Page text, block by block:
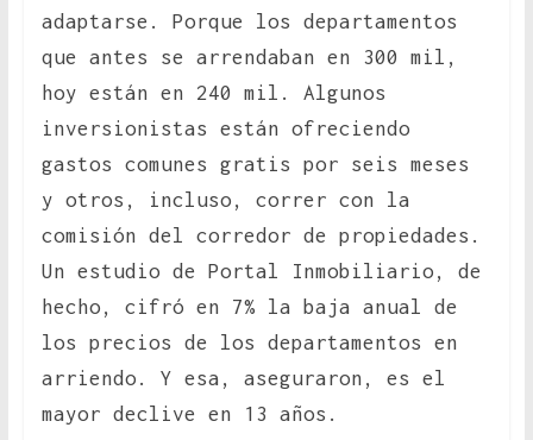
adaptarse. Porque los departamentos
que antes se arrendaban en 300 mil,
hoy están en 240 mil. Algunos
inversionistas están ofreciendo
gastos comunes gratis por seis meses
y otros, incluso, correr con la
comisión del corredor de propiedades.
Un estudio de Portal Inmobiliario, de
hecho, cifró en 7% la baja anual de
los precios de los departamentos en
arriendo. Y esa, aseguraron, es el
mayor declive en 13 años.